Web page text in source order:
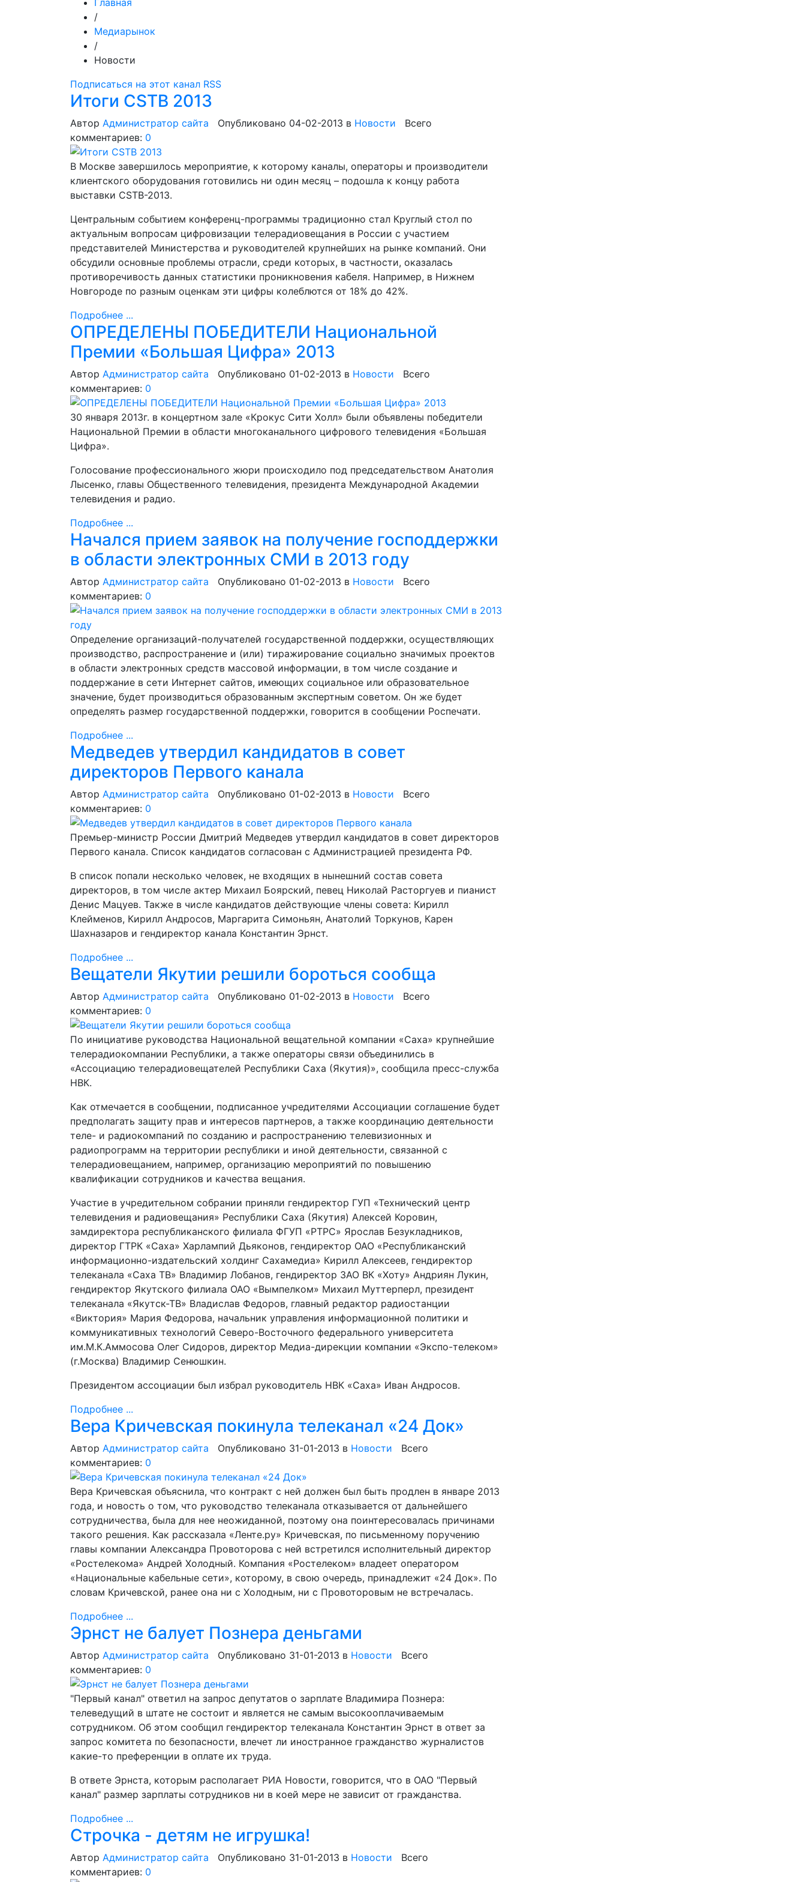
Главная
/
Медиарынок
/
Новости
Подписаться на этот канал RSS
Итоги CSTB 2013
Автор Администратор сайта Опубликовано 04-02-2013 в Новости Всего
комментариев: 0
В Москве завершилось мероприятие, к которому каналы, операторы и производители
клиентского оборудования готовились ни один месяц – подошла к концу работа
выставки CSTB-2013.
Центральным событием конференц-программы традиционно стал Круглый стол по
актуальным вопросам цифровизации телерадиовещания в России с участием
представителей Министерства и руководителей крупнейших на рынке компаний. Они
обсудили основные проблемы отрасли, среди которых, в частности, оказалась
противоречивость данных статистики проникновения кабеля. Например, в Нижнем
Новгороде по разным оценкам эти цифры колеблются от 18% до 42%.
Подробнее ...
ОПРЕДЕЛЕНЫ ПОБЕДИТЕЛИ Национальной
Премии «Большая Цифра» 2013
Автор Администратор сайта Опубликовано 01-02-2013 в Новости Всего
комментариев: 0
30 января 2013г. в концертном зале «Крокус Сити Холл» были объявлены победители
Национальной Премии в области многоканального цифрового телевидения «Большая
Цифра».
Голосование профессионального жюри происходило под председательством Анатолия
Лысенко, главы Общественного телевидения, президента Международной Академии
телевидения и радио.
Подробнее ...
Начался прием заявок на получение господдержки
в области электронных СМИ в 2013 году
Автор Администратор сайта Опубликовано 01-02-2013 в Новости Всего
комментариев: 0
Определение организаций-получателей государственной поддержки, осуществляющих
производство, распространение и (или) тиражирование социально значимых проектов
в области электронных средств массовой информации, в том числе создание и
поддержание в сети Интернет сайтов, имеющих социальное или образовательное
значение, будет производиться образованным экспертным советом. Он же будет
определять размер государственной поддержки, говорится в сообщении Роспечати.
Подробнее ...
Медведев утвердил кандидатов в совет
директоров Первого канала
Автор Администратор сайта Опубликовано 01-02-2013 в Новости Всего
комментариев: 0
Премьер-министр России Дмитрий Медведев утвердил кандидатов в совет директоров
Первого канала. Список кандидатов согласован с Администрацией президента РФ.
В список попали несколько человек, не входящих в нынешний состав совета
директоров, в том числе актер Михаил Боярский, певец Николай Расторгуев и пианист
Денис Мацуев. Также в числе кандидатов действующие члены совета: Кирилл
Клейменов, Кирилл Андросов, Маргарита Симоньян, Анатолий Торкунов, Карен
Шахназаров и гендиректор канала Константин Эрнст.
Подробнее ...
Вещатели Якутии решили бороться сообща
Автор Администратор сайта Опубликовано 01-02-2013 в Новости Всего
комментариев: 0
По инициативе руководства Национальной вещательной компании «Саха» крупнейшие
телерадиокомпании Республики, а также операторы связи объединились в
«Ассоциацию телерадиовещателей Республики Саха (Якутия)», сообщила пресс-служба
НВК.
Как отмечается в сообщении, подписанное учредителями Ассоциации соглашение будет
предполагать защиту прав и интересов партнеров, а также координацию деятельности
теле- и радиокомпаний по созданию и распространению телевизионных и
радиопрограмм на территории республики и иной деятельности, связанной с
телерадиовещанием, например, организацию мероприятий по повышению
квалификации сотрудников и качества вещания.
Участие в учредительном собрании приняли гендиректор ГУП «Технический центр
телевидения и радиовещания» Республики Саха (Якутия) Алексей Коровин,
замдиректора республиканского филиала ФГУП «РТРС» Ярослав Безукладников,
директор ГТРК «Саха» Харлампий Дьяконов, гендиректор ОАО «Республиканский
информационно-издательский холдинг Сахамедиа» Кирилл Алексеев, гендиректор
телеканала «Саха ТВ» Владимир Лобанов, гендиректор ЗАО ВК «Хоту» Андриян Лукин,
гендиректор Якутского филиала ОАО «Вымпелком» Михаил Муттерперл, президент
телеканала «Якутск-ТВ» Владислав Федоров, главный редактор радиостанции
«Виктория» Мария Федорова, начальник управления информационной политики и
коммуникативных технологий Северо-Восточного федерального университета
им.М.К.Аммосова Олег Сидоров, директор Медиа-дирекции компании «Экспо-телеком»
(г.Москва) Владимир Сенюшкин.
Президентом ассоциации был избрал руководитель НВК «Саха» Иван Андросов.
Подробнее ...
Вера Кричевская покинула телеканал «24 Док»
Автор Администратор сайта Опубликовано 31-01-2013 в Новости Всего
комментариев: 0
Вера Кричевская объяснила, что контракт с ней должен был быть продлен в январе 2013
года, и новость о том, что руководство телеканала отказывается от дальнейшего
сотрудничества, была для нее неожиданной, поэтому она поинтересовалась причинами
такого решения. Как рассказала «Ленте.ру» Кричевская, по письменному поручению
главы компании Александра Провоторова с ней встретился исполнительный директор
«Ростелекома» Андрей Холодный. Компания «Ростелеком» владеет оператором
«Национальные кабельные сети», которому, в свою очередь, принадлежит «24 Док». По
словам Кричевской, ранее она ни с Холодным, ни с Провоторовым не встречалась.
Подробнее ...
Эрнст не балует Познера деньгами
Автор Администратор сайта Опубликовано 31-01-2013 в Новости Всего
комментариев: 0
"Первый канал" ответил на запрос депутатов о зарплате Владимира Познера:
телеведущий в штате не состоит и является не самым высокооплачиваемым
сотрудником. Об этом сообщил гендиректор телеканала Константин Эрнст в ответ за
запрос комитета по безопасности, влечет ли иностранное гражданство журналистов
какие-то преференции в оплате их труда.
В ответе Эрнста, которым располагает РИА Новости, говорится, что в ОАО "Первый
канал" размер зарплаты сотрудников ни в коей мере не зависит от гражданства.
Подробнее ...
Строчка - детям не игрушка!
Автор Администратор сайта Опубликовано 31-01-2013 в Новости Всего
комментариев: 0